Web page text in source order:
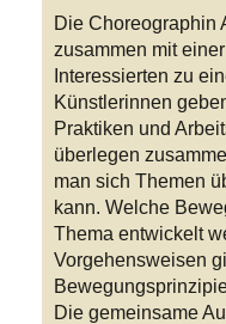
Die Choreographin
zusammen mit
Interessierten zu
Künstlerinnen
Praktiken und
überlegen
man sich Themen
kann. Welche
Thema entwickelt
Vorgehensweisen
Die gemeinsame